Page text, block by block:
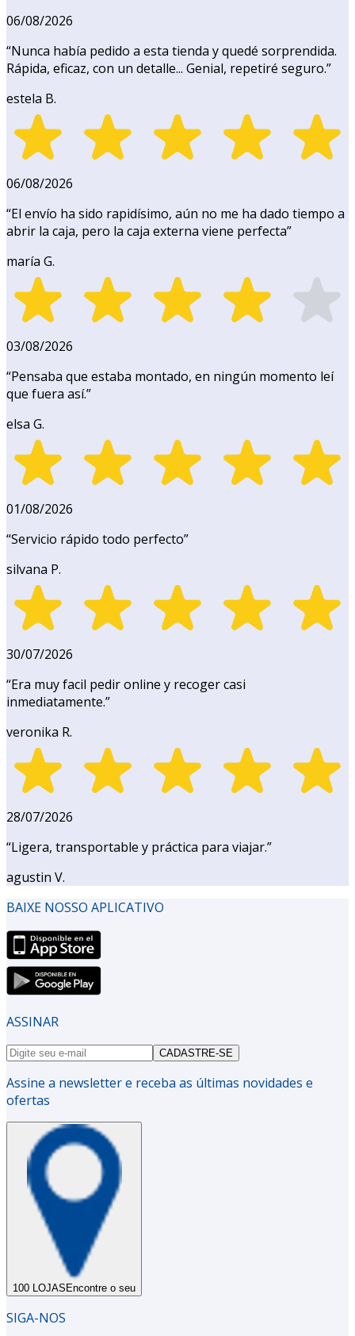
06/08/2026
“Nunca había pedido a esta tienda y quedé sorprendida.
Rápida, eficaz, con un detalle... Genial, repetiré seguro.”
estela B.
06/08/2026
“El envío ha sido rapidísimo, aún no me ha dado tiempo a
abrir la caja, pero la caja externa viene perfecta”
maría G.
03/08/2026
“Pensaba que estaba montado, en ningún momento leí
que fuera así.”
elsa G.
01/08/2026
“Servicio rápido todo perfecto”
silvana P.
30/07/2026
“Era muy facil pedir online y recoger casi
inmediatamente.”
veronika R.
28/07/2026
“Ligera, transportable y práctica para viajar.”
agustin V.
BAIXE NOSSO APLICATIVO
ASSINAR
CADASTRE-SE
Assine a newsletter e receba as últimas novidades e
ofertas
100 LOJAS Encontre o seu
SIGA-NOS